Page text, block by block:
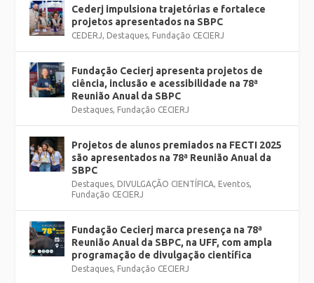
Cederj impulsiona trajetórias e fortalece
projetos apresentados na SBPC
CEDERJ Destaques Fundação CECIERJ
Fundação Cecierj apresenta projetos de
ciência, inclusão e acessibilidade na 78ª
Reunião Anual da SBPC
Destaques Fundação CECIERJ
Projetos de alunos premiados na FECTI 2025
são apresentados na 78ª Reunião Anual da
SBPC
Destaques DIVULGAÇÃO CIENTÍFICA Eventos
Fundação CECIERJ
Fundação Cecierj marca presença na 78ª
Reunião Anual da SBPC, na UFF, com ampla
programação de divulgação científica
Destaques Fundação CECIERJ